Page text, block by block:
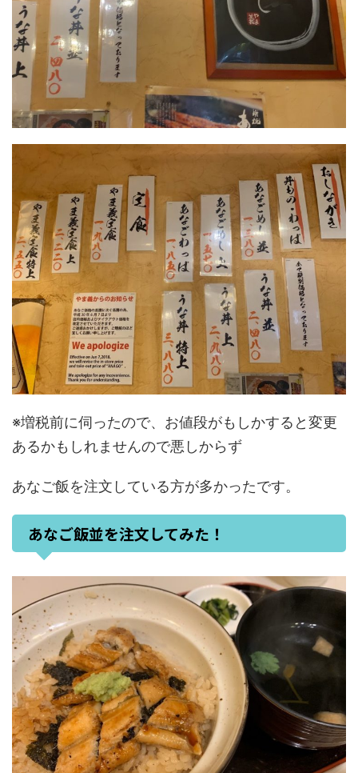
※増税前に伺ったので、お値段がもしかすると変更
あるかもしれませんので悪しからず
あなご飯を注文している方が多かったです。
あなご飯並を注文してみた！